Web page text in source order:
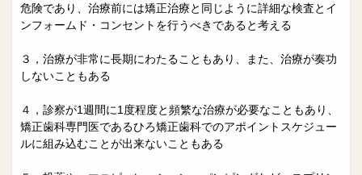
危険であり、治療前には矯正治療と同じように詳細な検査とイ
ンフォームド・コンセントを行うべきであると考える
３，治療が非常に長期にわたることもあり、また、治療が奏功
しないこともある
４，診察が1週間に1度程度と頻繁な治療が必要なこともあり、
矯正歯科専門医であるひろ矯正歯科でのアポイントスケジュー
ルに組み込むことが出来ないこともある